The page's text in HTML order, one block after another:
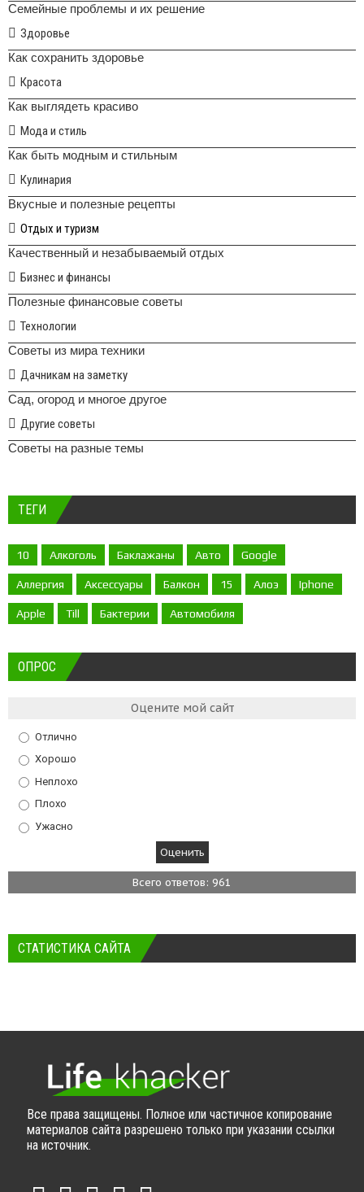
Семейные проблемы и их решение
Здоровье
Как сохранить здоровье
Красота
Как выглядеть красиво
Мода и стиль
Как быть модным и стильным
Кулинария
Вкусные и полезные рецепты
Отдых и туризм
Качественный и незабываемый отдых
Бизнес и финансы
Полезные финансовые советы
Технологии
Советы из мира техники
Дачникам на заметку
Сад, огород и многое другое
Другие советы
Советы на разные темы
ТЕГИ
10 Алкоголь Баклажаны Авто Google
Аллергия Аксессуары Балкон 15 Алоэ Iphone
Apple Till Бактерии Автомобиля
ОПРОС
Оцените мой сайт
Отлично
Хорошо
Неплохо
Плохо
Ужасно
Всего ответов: 961
СТАТИСТИКА САЙТА
Все права защищены. Полное или частичное копирование
материалов сайта разрешено только при указании ссылки
на источник.